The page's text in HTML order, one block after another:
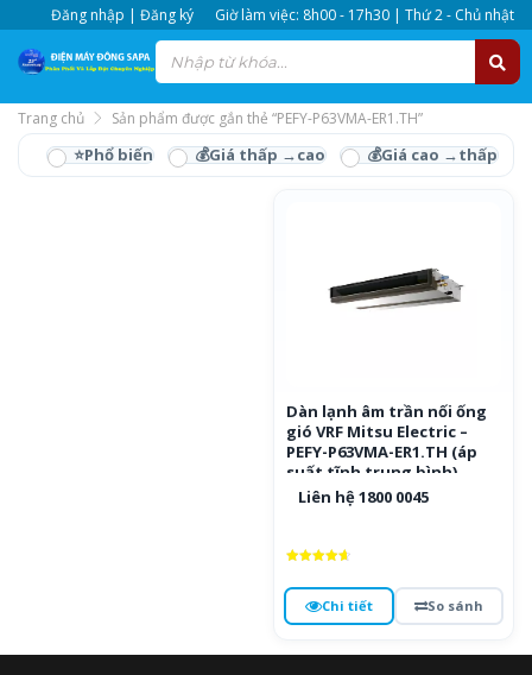
Đăng nhập | Đăng ký Giờ làm việc: 8h00 - 17h30 | Thứ 2 - Chủ nhật
Trang chủ Sản phẩm được gắn thẻ “PEFY-P63VMA-ER1.TH”
PEFY-P63VMA-ER1.TH
Dàn lạnh âm trần nối ống
gió VRF Mitsu Electric –
PEFY-P63VMA-ER1.TH (áp
suất tĩnh trung bình)
Liên hệ 1800 0045
5 saoChi tiết So sánh